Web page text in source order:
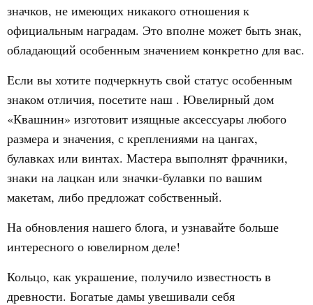
значков, не имеющих никакого отношения к
официальным наградам. Это вполне может быть знак,
обладающий особенным значением конкретно для вас.
Если вы хотите подчеркнуть свой статус особенным
знаком отличия, посетите наш . Ювелирный дом
«Квашнин» изготовит изящные аксессуары любого
размера и значения, с креплениями на цангах,
булавках или винтах. Мастера выполнят фрачники,
знаки на лацкан или значки-булавки по вашим
макетам, либо предложат собственный.
На обновления нашего блога, и узнавайте больше
интересного о ювелирном деле!
Кольцо, как украшение, получило известность в
древности. Богатые дамы увешивали себя